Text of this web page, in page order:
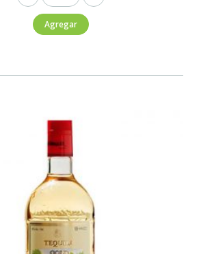
Jimador
Cristalino
Agregar